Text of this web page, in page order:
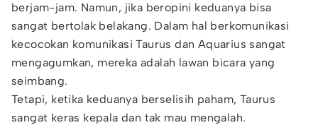
berjam-jam. Namun, jika beropini keduanya bisa
sangat bertolak belakang. Dalam hal berkomunikasi
kecocokan komunikasi Taurus dan Aquarius sangat
mengagumkan, mereka adalah lawan bicara yang
seimbang.
Tetapi, ketika keduanya berselisih paham, Taurus
sangat keras kepala dan tak mau mengalah.